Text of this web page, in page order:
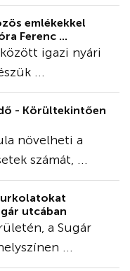
emlékekkel
Ferenc ...
igazi nyári
...
- Körültekintően
növelheti a
számát, ...
utcában
a Sugár
...